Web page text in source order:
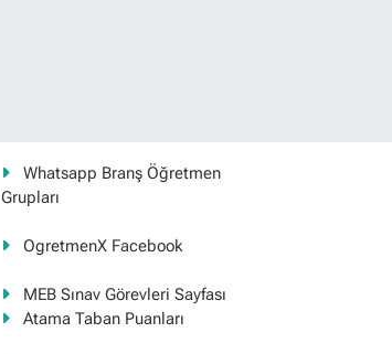
Whatsapp Branş Öğretmen
Grupları
OgretmenX Facebook
MEB Sınav Görevleri Sayfası
Atama Taban Puanları